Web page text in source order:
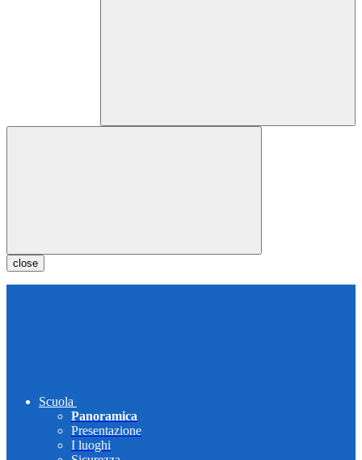
close
Scuola
Panoramica
Presentazione
I luoghi